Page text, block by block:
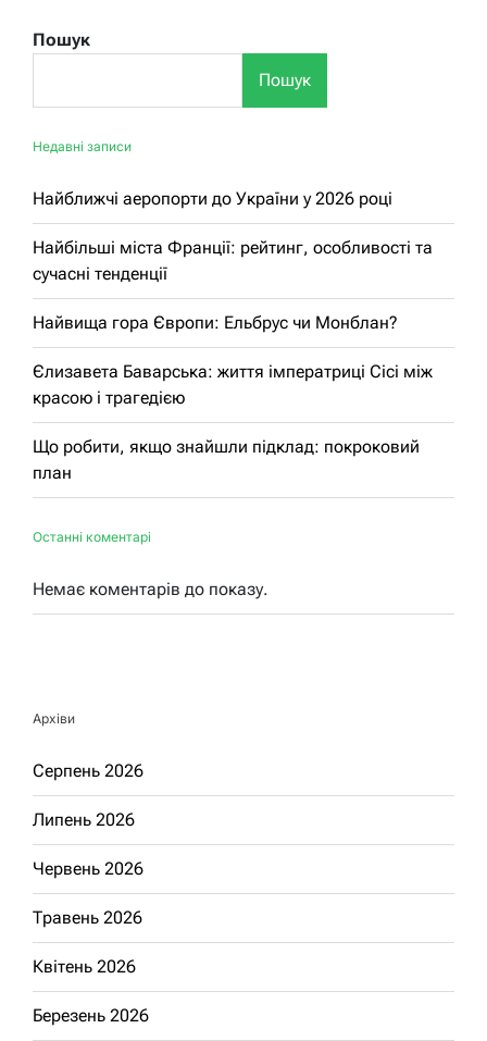
Пошук
Пошук
Недавні записи
Найближчі аеропорти до України у 2026 році
Найбільші міста Франції: рейтинг, особливості та
сучасні тенденції
Найвища гора Європи: Ельбрус чи Монблан?
Єлизавета Баварська: життя імператриці Сісі між
красою і трагедією
Що робити, якщо знайшли підклад: покроковий
план
Останні коментарі
Немає коментарів до показу.
Архіви
Серпень 2026
Липень 2026
Червень 2026
Травень 2026
Квітень 2026
Березень 2026